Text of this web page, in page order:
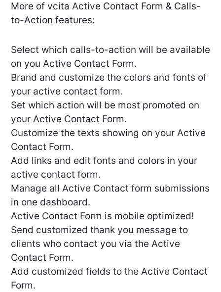
More of vcita Active Contact Form & Calls-
to-Action features:
Select which calls-to-action will be available
on you Active Contact Form.
Brand and customize the colors and fonts of
your active contact form.
Set which action will be most promoted on
your Active Contact Form.
Customize the texts showing on your Active
Contact Form.
Add links and edit fonts and colors in your
active contact form.
Manage all Active Contact form submissions
in one dashboard.
Active Contact Form is mobile optimized!
Send customized thank you message to
clients who contact you via the Active
Contact Form.
Add customized fields to the Active Contact
Form.